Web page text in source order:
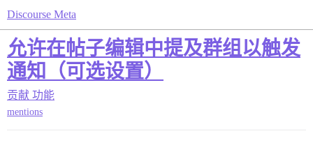
Discourse Meta
允许在帖子编辑中提及群组以触发
通知（可选设置）
贡献 功能
mentions